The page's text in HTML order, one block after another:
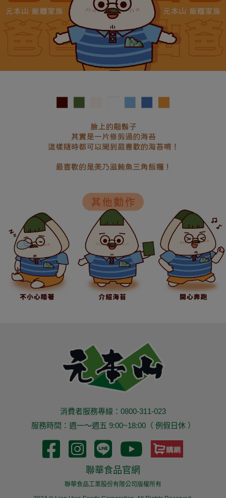
消費者服務專線：0800-311-023
服務時間：週一～週五 9:00~18:00（ 例假日休 ）
聯華食品官網
聯華食品工業股份有限公司版權所有